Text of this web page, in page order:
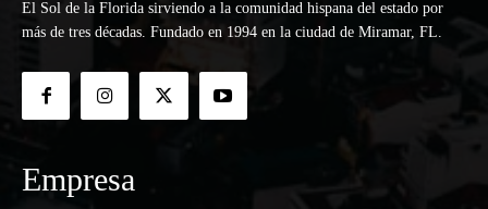
El Sol de la Florida sirviendo a la comunidad hispana del estado por
más de tres décadas. Fundado en 1994 en la ciudad de Miramar, FL.
Empresa